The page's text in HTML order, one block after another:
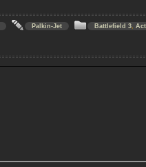
Palkin-Jet Battlefield 3,